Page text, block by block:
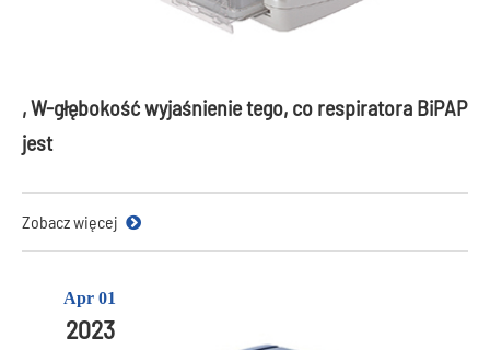
, W-głębokość wyjaśnienie tego, co respiratora BiPAP
jest
Zobacz więcej
Apr 01
2023